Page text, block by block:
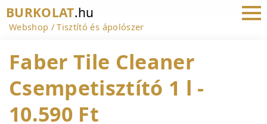
BURKOLAT.hu
Webshop Tisztító és ápolószer
Faber Tile Cleaner
Csempetisztító 1 l -
10.590 Ft